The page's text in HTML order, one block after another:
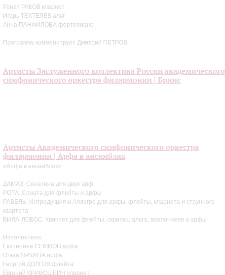
Ренат РАКОВ кларнет
Игорь ТЕХТЕЛЕВ альт
Анна ПАНФИЛОВА фортепиано
Программу комменитрует Дмитрий ПЕТРОВ
Артисты Заслуженного коллектива России академического
симфонического оркестра филармонии | Брамс
Артисты Академического симфонического оркестра
филармонии | Арфа в ансамблях
«Арфа в ансамблях»
ДАМАЗ. Сонатина для двух арф
РОТА. Соната для флейты и арфы
РАВЕЛЬ. Интродукция и Аллегро для арфы, флейты, кларнета и струнного
квартета
ВИЛА-ЛОБОС. Квинтет для флейты, скрипки, альта, виолончели и арфы
Исполнители:
Екатерина СЕМИОН арфа
Ольга ЯРКИНА арфа
Георгий ДОЛГОВ флейта
Евгений КРИВОШЕИН кларнет